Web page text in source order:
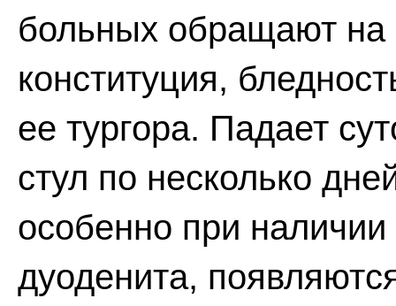
больных обращают на
конституция,
ее тургора. Падает
стул по несколько
особенно при наличии
дуоденита,